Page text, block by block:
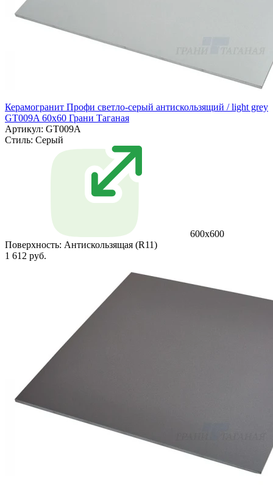
Керамогранит Профи светло-серый антискользящий / light grey
GT009A 60х60 Грани Таганая
Артикул: GT009A
Стиль: Серый
600х600
Поверхность: Антискользящая (R11)
1 612 руб.